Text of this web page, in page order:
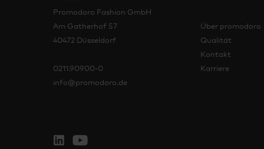
Promodoro Fashion GmbH
Am Gatherhof 57
40472 Düsseldorf
0211.90900-0
info@promodoro.de
Über promodoro
Qualität
Kontakt
Karriere